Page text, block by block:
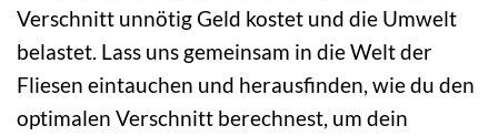
Verschnitt unnötig Geld kostet und die Umwelt
belastet. Lass uns gemeinsam in die Welt der
Fliesen eintauchen und herausfinden, wie du den
optimalen Verschnitt berechnest, um dein